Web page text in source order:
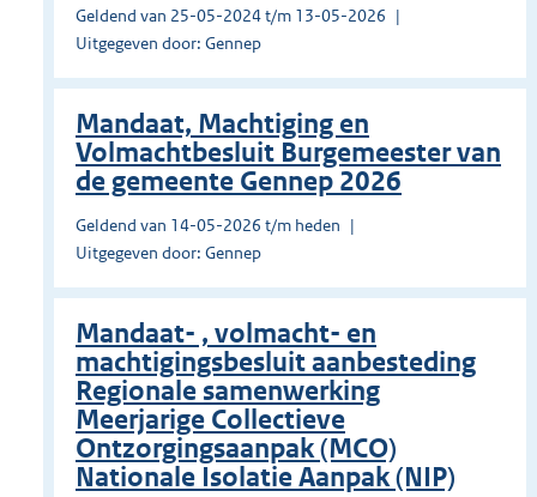
Geldend van 25-05-2024 t/m 13-05-2026
Uitgegeven door: Gennep
Mandaat, Machtiging en
Volmachtbesluit Burgemeester van
de gemeente Gennep 2026
Geldend van 14-05-2026 t/m heden
Uitgegeven door: Gennep
Mandaat- , volmacht- en
machtigingsbesluit aanbesteding
Regionale samenwerking
Meerjarige Collectieve
Ontzorgingsaanpak (MCO)
Nationale Isolatie Aanpak (NIP)